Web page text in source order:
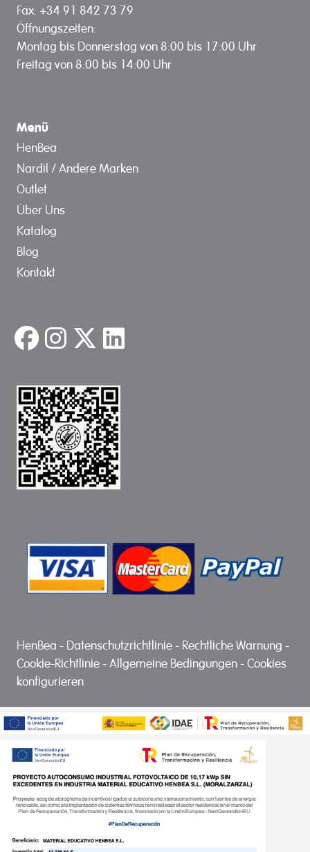
Fax: +34 91 842 73 79
Öffnungszeiten:
Montag bis Donnerstag von 8:00 bis 17:00 Uhr
Freitag von 8:00 bis 14:00 Uhr
Menü
HenBea
Nardil / Andere Marken
Outlet
Über Uns
Katalog
Blog
Kontakt
HenBea - Datenschutzrichtlinie - Rechtliche Warnung -
Cookie-Richtlinie -Allgemeine Bedingungen -Cookies
konfigurieren